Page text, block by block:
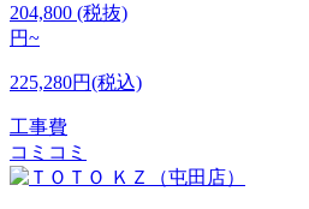
204,800 (税抜)
円~
225,280円(税込)
工事費
コミコミ